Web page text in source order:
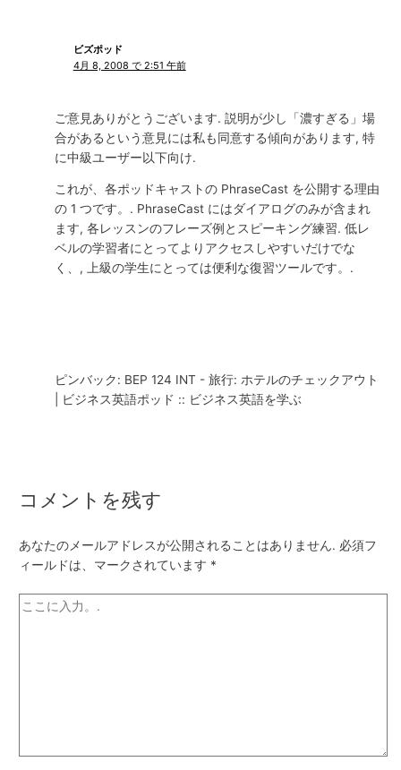
ビズポッド
4月 8, 2008 で 2:51 午前
ご意見ありがとうございます. 説明が少し「濃すぎる」場
合があるという意見には私も同意する傾向があります, 特
に中級ユーザー以下向け.
これが、各ポッドキャストの PhraseCast を公開する理由
の 1 つです。. PhraseCast にはダイアログのみが含まれ
ます, 各レッスンのフレーズ例とスピーキング練習. 低レ
ベルの学習者にとってよりアクセスしやすいだけでな
く、, 上級の学生にとっては便利な復習ツールです。.
ピンバック: BEP 124 INT - 旅行: ホテルのチェックアウト
| ビジネス英語ポッド :: ビジネス英語を学ぶ
コメントを残す
あなたのメールアドレスが公開されることはありません. 必須フ
ィールドは、マークされています *